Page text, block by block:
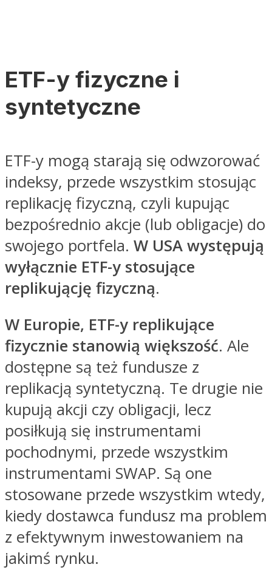
ETF-y fizyczne i
syntetyczne
ETF-y mogą starają się odwzorować
indeksy, przede wszystkim stosując
replikację fizyczną, czyli kupując
bezpośrednio akcje (lub obligacje) do
swojego portfela. W USA występują
wyłącznie ETF-y stosujące
replikującję fizyczną.
W Europie, ETF-y replikujące
fizycznie stanowią większość. Ale
dostępne są też fundusze z
replikacją syntetyczną. Te drugie nie
kupują akcji czy obligacji, lecz
posiłkują się instrumentami
pochodnymi, przede wszystkim
instrumentami SWAP. Są one
stosowane przede wszystkim wtedy,
kiedy dostawca fundusz ma problem
z efektywnym inwestowaniem na
jakimś rynku.